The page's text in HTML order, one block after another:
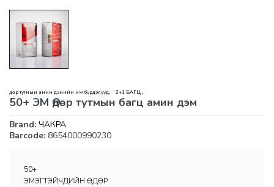
Өдөр тутмын амин дэмийн иж бүрдэлүүд, 2+1 БАГЦ ,
50+ ЭМ Өдөр тутмын багц амин дэм
Brand: ЧАКРА
Barcode: 8654000990230
50+
ЭМЭГТЭЙЧҮҮДИЙН ӨДӨР